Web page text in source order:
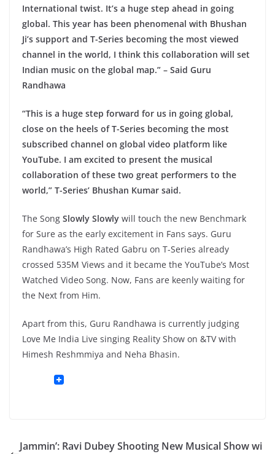
International twist. It’s a huge step ahead in going
global. This year has been phenomenal with Bhushan
Ji’s support and T-Series becoming the most viewed
channel in the world, I think this collaboration will set
Indian music on the global map.” – Said Guru
Randhawa
“This is a huge step forward for us in going global,
close on the heels of T-Series becoming the most
subscribed channel on global video platform like
YouTube. I am excited to present the musical
collaboration of these two great performers to the
world,” T-Series’ Bhushan Kumar said.
The Song Slowly Slowly will touch the new Benchmark
for Sure as the early excitement in Fans says. Guru
Randhawa’s High Rated Gabru on T-Series already
crossed 535M Views and it became the YouTube’s Most
Watched Video Song. Now, Fans are keenly waiting for
the Next from Him.
Apart from this, Guru Randhawa is currently judging
Love Me India Live singing Reality Show on &TV with
Himesh Reshmmiya and Neha Bhasin.
Jammin’: Ravi Dubey Shooting New Musical Show wi